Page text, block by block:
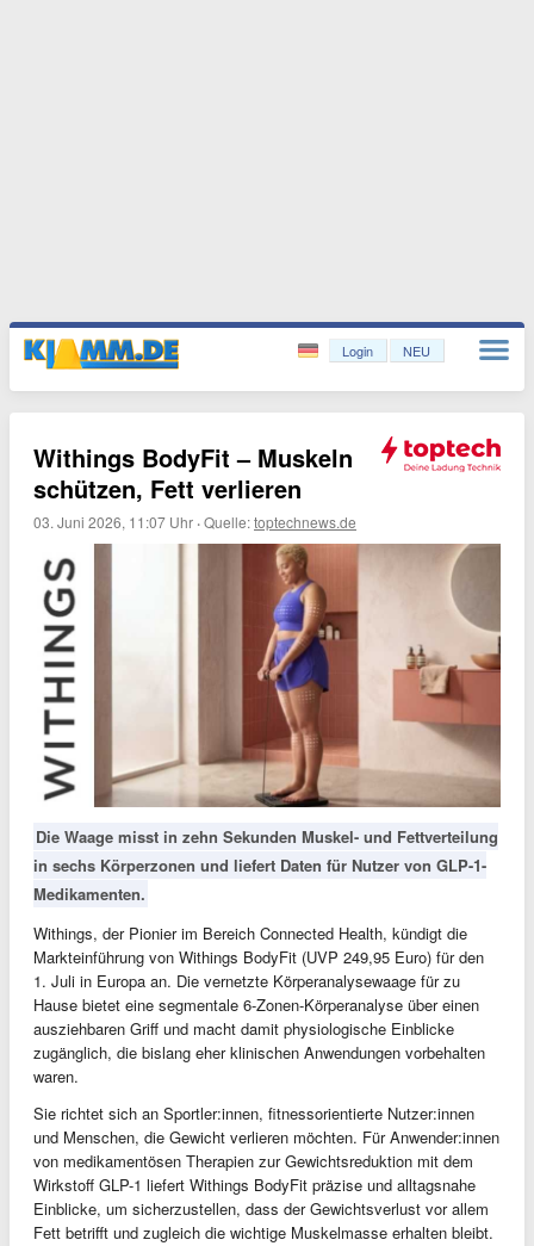
Login NEU
Withings BodyFit – Muskeln
schützen, Fett verlieren
03. Juni 2026, 11:07 Uhr ·Quelle:toptechnews.de
Die Waage misst in zehn Sekunden Muskel- und Fettverteilung
in sechs Körperzonen und liefert Daten für Nutzer von GLP-1-
Medikamenten.
Withings, der Pionier im Bereich Connected Health, kündigt die
Markteinführung von Withings BodyFit (UVP 249,95 Euro) für den
1. Juli in Europa an. Die vernetzte Körperanalysewaage für zu
Hause bietet eine segmentale 6-Zonen-Körperanalyse über einen
ausziehbaren Griff und macht damit physiologische Einblicke
zugänglich, die bislang eher klinischen Anwendungen vorbehalten
waren.
Sie richtet sich an Sportler:innen, fitnessorientierte Nutzer:innen
und Menschen, die Gewicht verlieren möchten. Für Anwender:innen
von medikamentösen Therapien zur Gewichtsreduktion mit dem
Wirkstoff GLP-1 liefert Withings BodyFit präzise und alltagsnahe
Einblicke, um sicherzustellen, dass der Gewichtsverlust vor allem
Fett betrifft und zugleich die wichtige Muskelmasse erhalten bleibt.